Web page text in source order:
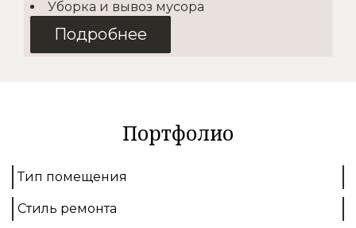
Уборка и вывоз мусора
Подробнее
Покупка материалов
Демонтаж
Монтаж полов
Портфолио
Тип помещения
Стиль ремонта